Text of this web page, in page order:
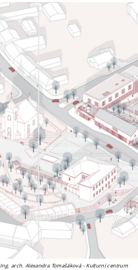
Ing. arch. Alexandra Tomašáková - Kulturní centrum